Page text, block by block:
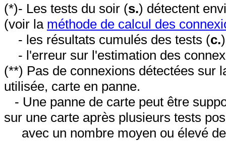
(*)- Les tests du soir (s.) détectent
(voir la méthode de calcul des
- les résultats cumulés des tests (c.
- l'erreur sur l'estimation des
(**) Pas de connexions détectées sur
utilisée, carte en panne.
- Une panne de carte peut être
sur une carte après plusieurs tests
avec un nombre moyen ou élevé